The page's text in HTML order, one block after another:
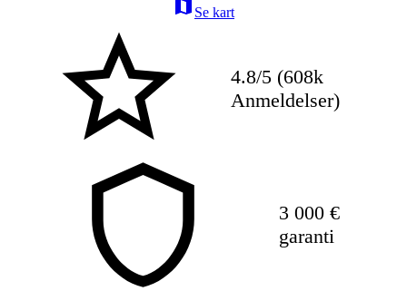
Se kart
4.8/5 (608k
Anmeldelser)
3 000 €
garanti